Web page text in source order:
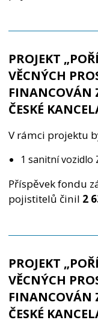
PROJEKT
VĚCNÝCH
FINANCOVÁN
ČESKÉ
V rámci projektu
1 sanitní vozidlo
Příspěvek fondu
pojistitelů činil 2
PROJEKT
VĚCNÝCH
FINANCOVÁN
ČESKÉ